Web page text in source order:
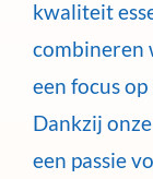
kwaliteit
combineren
een focus
Dankzij
een passie